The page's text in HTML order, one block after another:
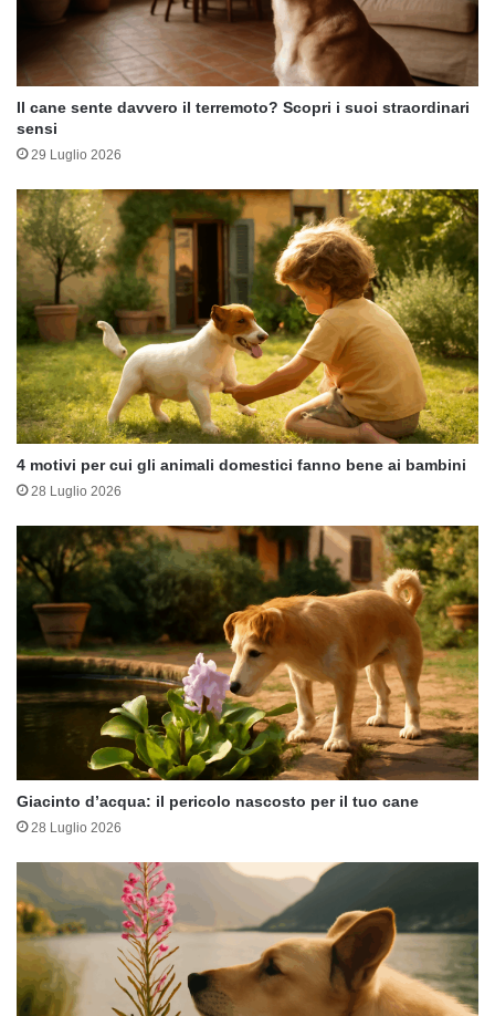
Il cane sente davvero il terremoto? Scopri i suoi straordinari
sensi
29 Luglio 2026
4 motivi per cui gli animali domestici fanno bene ai bambini
28 Luglio 2026
Giacinto d’acqua: il pericolo nascosto per il tuo cane
28 Luglio 2026